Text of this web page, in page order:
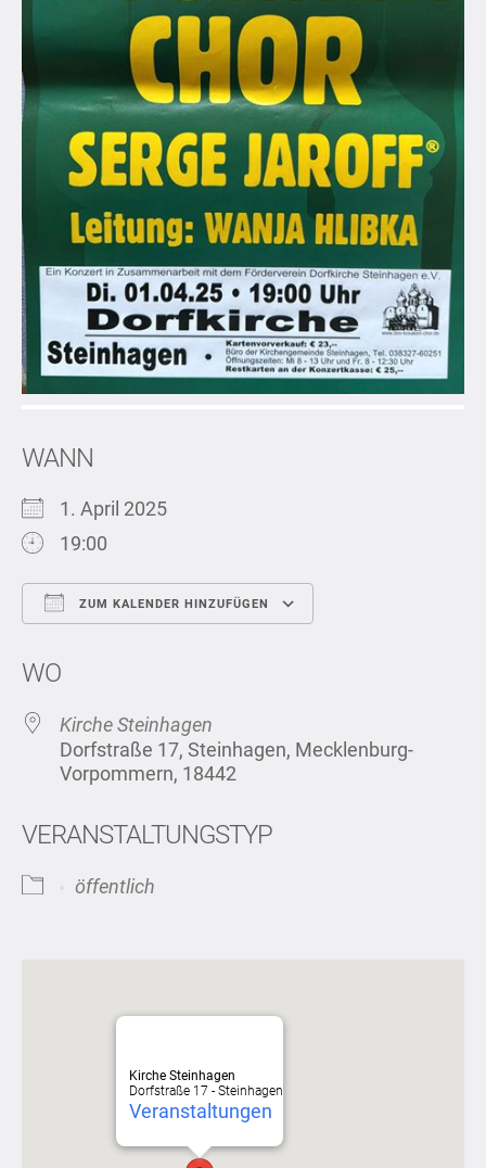
WANN
1. April 2025
19:00
ZUM KALENDER HINZUFÜGEN
WO
Kirche Steinhagen
Dorfstraße 17, Steinhagen, Mecklenburg-
Vorpommern, 18442
VERANSTALTUNGSTYP
öffentlich
Kirche Steinhagen
Dorfstraße 17 - Steinhagen
Veranstaltungen